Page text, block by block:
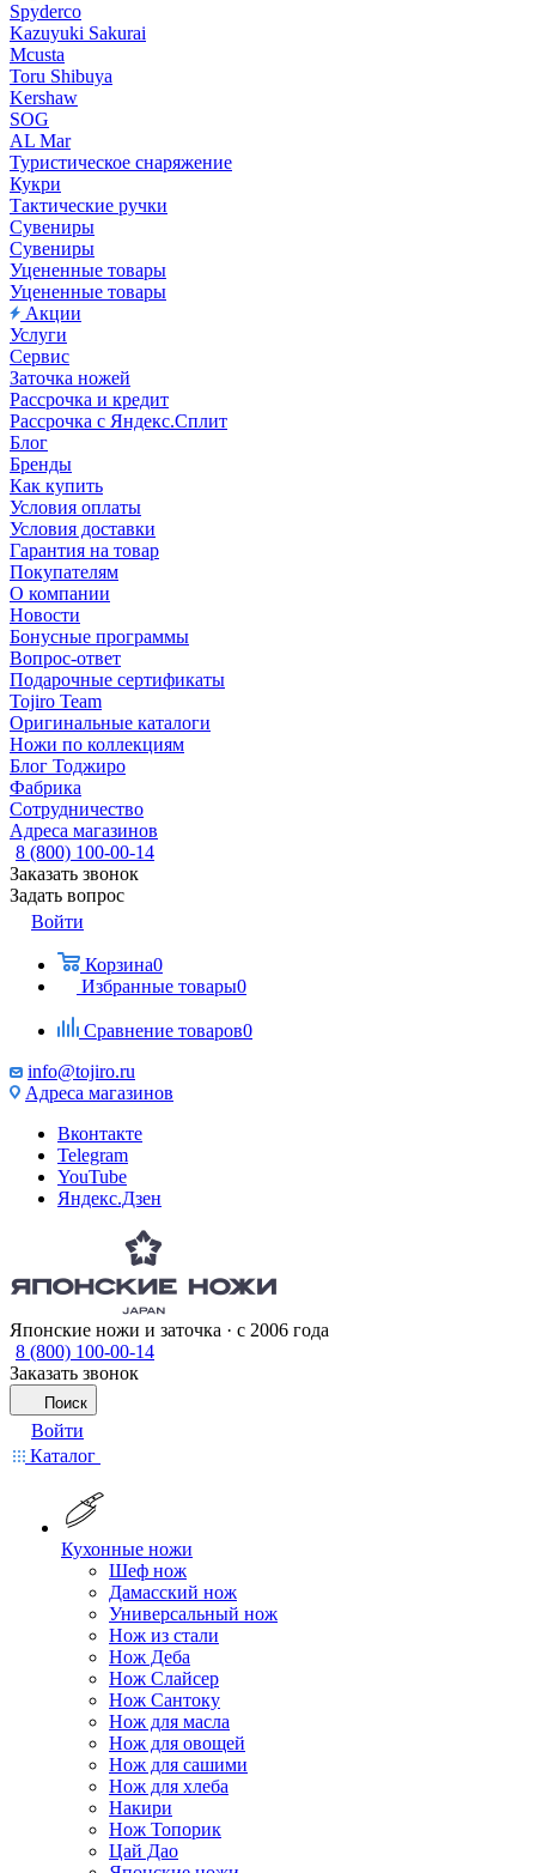
Spyderco
Kazuyuki Sakurai
Mcusta
Toru Shibuya
Kershaw
SOG
AL Mar
Туристическое снаряжение
Кукри
Тактические ручки
Сувениры
Сувениры
Уцененные товары
Уцененные товары
Акции
Услуги
Сервис
Заточка ножей
Рассрочка и кредит
Рассрочка с Яндекс.Сплит
Блог
Бренды
Как купить
Условия оплаты
Условия доставки
Гарантия на товар
Покупателям
О компании
Новости
Бонусные программы
Вопрос-ответ
Подарочные сертификаты
Tojiro Team
Оригинальные каталоги
Ножи по коллекциям
Блог Тоджиро
Фабрика
Сотрудничество
Адреса магазинов
8 (800) 100-00-14
Заказать звонок
Задать вопрос
Войти
Корзина0
Избранные товары0
Сравнение товаров0
info@tojiro.ru
Адреса магазинов
Вконтакте
Telegram
YouTube
Яндекс.Дзен
Японские ножи и заточка · с 2006 года
8 (800) 100-00-14
Заказать звонок
Поиск
Войти
Каталог
Кухонные ножи
Шеф нож
Дамасский нож
Универсальный нож
Нож из стали
Нож Деба
Нож Слайсер
Нож Сантоку
Нож для масла
Нож для овощей
Нож для сашими
Нож для хлеба
Накири
Нож Топорик
Цай Дао